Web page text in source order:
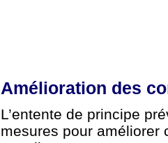
Amélioration des
L’entente de principe
mesures pour améliorer